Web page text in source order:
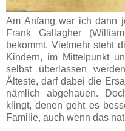
Am Anfang war ich dann
Frank Gallagher
bekommt. Vielmehr steht
Kindern, im Mittelpunkt
selbst überlassen
Älteste, darf dabei die
nämlich abgehauen.
klingt, denen geht es
Familie, auch wenn das